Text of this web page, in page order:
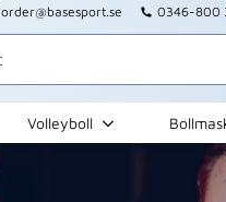
order@basesport.se 0346-800
Volleyboll